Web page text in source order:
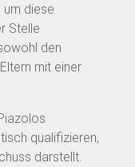
um diese
Stelle
den
mit einer
qualifizieren,
darstellt.